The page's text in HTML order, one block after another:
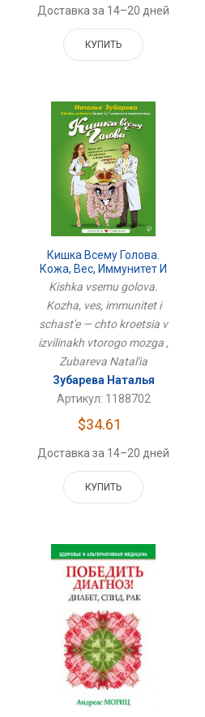
Доставка за 14–20 дней
КУПИТЬ
Кишка Всему Голова.
Кожа, Вес, Иммунитет И
Счастье — Что Кроется В
Извилинах Второго
Мозга
Kishka vsemu golova.
Kozha, ves, immunitet i
schast'e — chto kroetsia v
izvilinakh vtorogo mozga ,
Zubareva Natal'ia
Зубарева Наталья
Артикул: 1188702
$34.61
Доставка за 14–20 дней
КУПИТЬ